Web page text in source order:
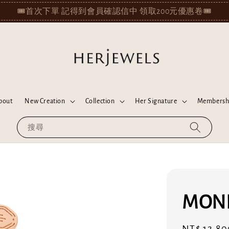
✨SHOWROOM OPEN AT KAOHSIUNG✨
搜尋
New Creation Collection Her Signature